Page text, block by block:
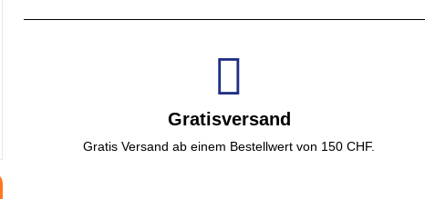
Gratisversand
Gratis Versand ab einem Bestellwert von 150 CHF.